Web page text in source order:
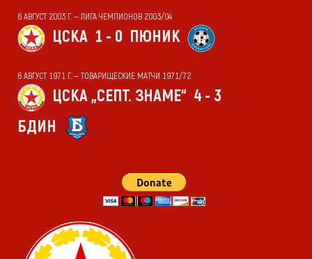
6 АВГУСТ 2003 Г. — ЛИГА ЧЕМПИОНОВ 2003/04
ЦСКА 1 - 0 ПЮНИК
6 АВГУСТ 1971 Г. — ТОВАРИЩЕСКИЕ МАТЧИ 1971/72
ЦСКА „СЕПТ. ЗНАМЕ“ 4 - 3
БДИН